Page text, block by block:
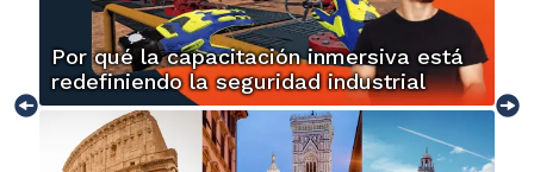
Por qué la capacitación inmersiva está
redefiniendo la seguridad industrial